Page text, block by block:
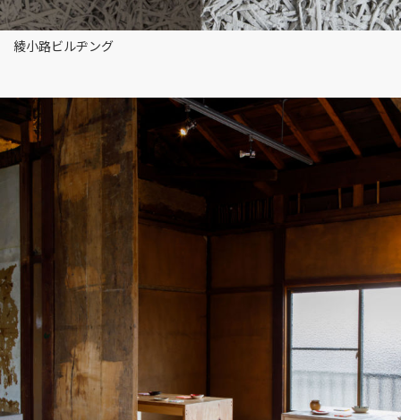
綾小路ビルヂング